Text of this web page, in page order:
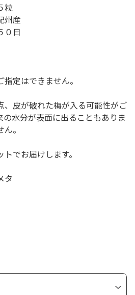
粒
州産
０日
指定はできません。
皮が破れた梅が入る可能性がご
の水分が表面に出ることもありま
ん。
トでお届けします。
タ